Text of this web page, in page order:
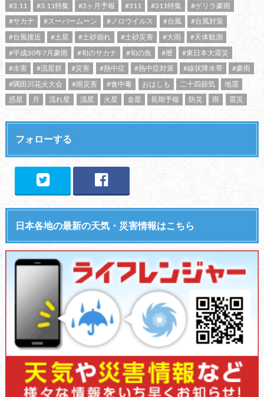
#3.11 #3.11特集 #3ヶ月予報 #311 #311特集
#ゲリラ豪雨
#サカナ
#スーパームーン #ノロウイルス #台風
#台風対策
#台風接近
#土星 #土砂崩れ #土砂災害 #大雨
#天体観測
#平成30年7月豪雨
#旬のサカナ #旬の魚 #暦
#東日本大震災
#水害
#流星群 #災害 #熱中症 #熱中症対策 #線状降水帯
#豪雨
#隅田川花火大会
#雨災害 #食中毒 おはしも 二十四節気
地震
惑星
月 流れ星 流星 火星 金星 長期予報 防災 雨 震災
フォローする
日本各地の最新の天気・災害情報はこちら